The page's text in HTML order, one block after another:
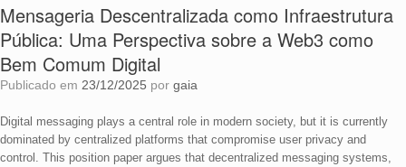
Mensageria Descentralizada como Infraestrutura
Pública: Uma Perspectiva sobre a Web3 como
Bem Comum Digital
Publicado em 23/12/2025 por gaia
Digital messaging plays a central role in modern society, but it is currently
dominated by centralized platforms that compromise user privacy and
control. This position paper argues that decentralized messaging systems,